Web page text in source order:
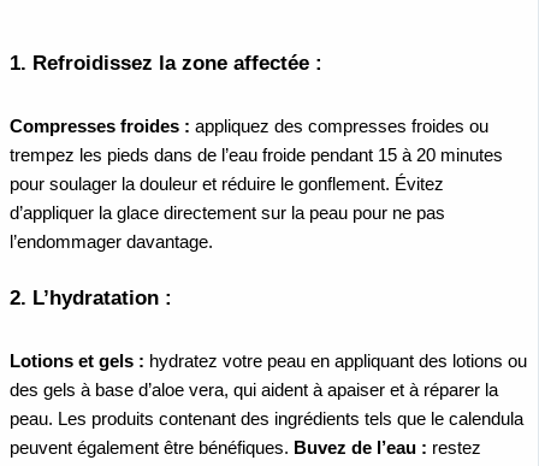
1. Refroidissez la zone affectée :
Compresses froides : appliquez des compresses froides ou
trempez les pieds dans de l’eau froide pendant 15 à 20 minutes
pour soulager la douleur et réduire le gonflement. Évitez
d’appliquer la glace directement sur la peau pour ne pas
l’endommager davantage.
2. L’hydratation :
Lotions et gels : hydratez votre peau en appliquant des lotions ou
des gels à base d’aloe vera, qui aident à apaiser et à réparer la
peau. Les produits contenant des ingrédients tels que le calendula
peuvent également être bénéfiques. Buvez de l’eau : restez